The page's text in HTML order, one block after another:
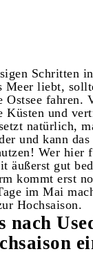
Schritten
Meer liebt,
Ostsee fahren.
Küsten und
natürlich,
und kann
Wer
äußerst gut
kommt erst
im Mai
Hochsaison.
nach